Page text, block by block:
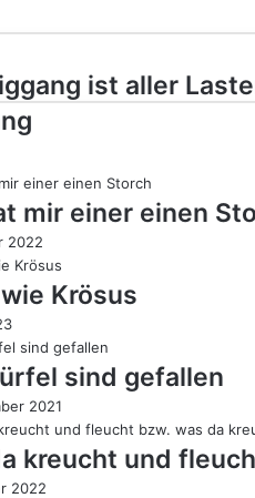
ist aller
mir einer einen
2022
Krösus
sind gefallen
2021
kreucht und
2022